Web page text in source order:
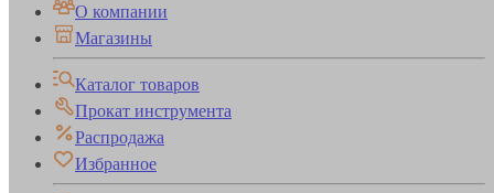
О компании
Магазины
Каталог товаров
Прокат инструмента
Распродажа
Избранное